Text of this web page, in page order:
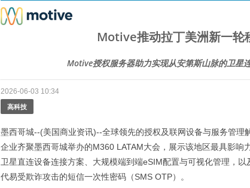
Motive推动拉丁美洲新一轮
Motive授权服务器助力实现从安第斯山脉的卫星
2026-06-03 10:34
高科技
墨西哥城--(美国商业资讯)--全球领先的授权及联网设备与服务管理
企业齐聚墨西哥城举办的M360 LATAM大会，展示该地区最具影响
卫星直连设备连接方案、大规模端到端eSIM配置与可视化管理，
代易受欺诈攻击的短信一次性密码（SMS OTP）。